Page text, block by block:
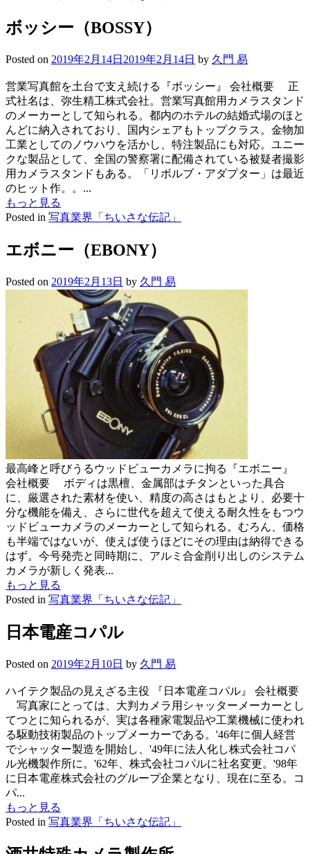
ボッシー（BOSSY）
Posted on 2019年2月14日 2019年2月14日 by 久門 易
営業写真館を土台で支え続ける『ボッシー』 会社概要 正
式社名は、弥生精工株式会社。営業写真館用カメラスタンド
のメーカーとして知られる。都内のホテルの結婚式場のほと
んどに納入されており、国内シェアもトップクラス。金物加
工業としてのノウハウを活かし、特注製品にも対応。ユニー
クな製品として、全国の警察署に配備されている被疑者撮影
用カメラスタンドもある。「リボルブ・アダプター」は最近
のヒット作。。...
もっと見る
Posted in 写真業界「ちいさな伝記」
エボニー（EBONY）
Posted on 2019年2月13日 by 久門 易
最高峰と呼びうるウッドビューカメラに拘る『エボニー』
会社概要 ボディは黒檀、金属部はチタンといった具合
に、厳選された素材を使い、精度の高さはもとより、必要十
分な機能を備え、さらに世代を超えて使える耐久性をもつウ
ッドビューカメラのメーカーとして知られる。むろん、価格
も半端ではないが、使えば使うほどにその理由は納得できる
はず。今号発売と同時期に、アルミ合金削り出しのシステム
カメラが新しく発表...
もっと見る
Posted in 写真業界「ちいさな伝記」
日本電産コパル
Posted on 2019年2月10日 by 久門 易
ハイテク製品の見えざる主役 『日本電産コパル』 会社概要
写真家にとっては、大判カメラ用シャッターメーカーとし
てつとに知られるが、実は各種家電製品や工業機械に使われ
る駆動技術製品のトップメーカーである。'46年に個人経営
でシャッター製造を開始し、'49年に法人化し株式会社コパ
ル光機製作所に。'62年、株式会社コパルに社名変更。'98年
に日本電産株式会社のグループ企業となり、現在に至る。コ
パ...
もっと見る
Posted in 写真業界「ちいさな伝記」